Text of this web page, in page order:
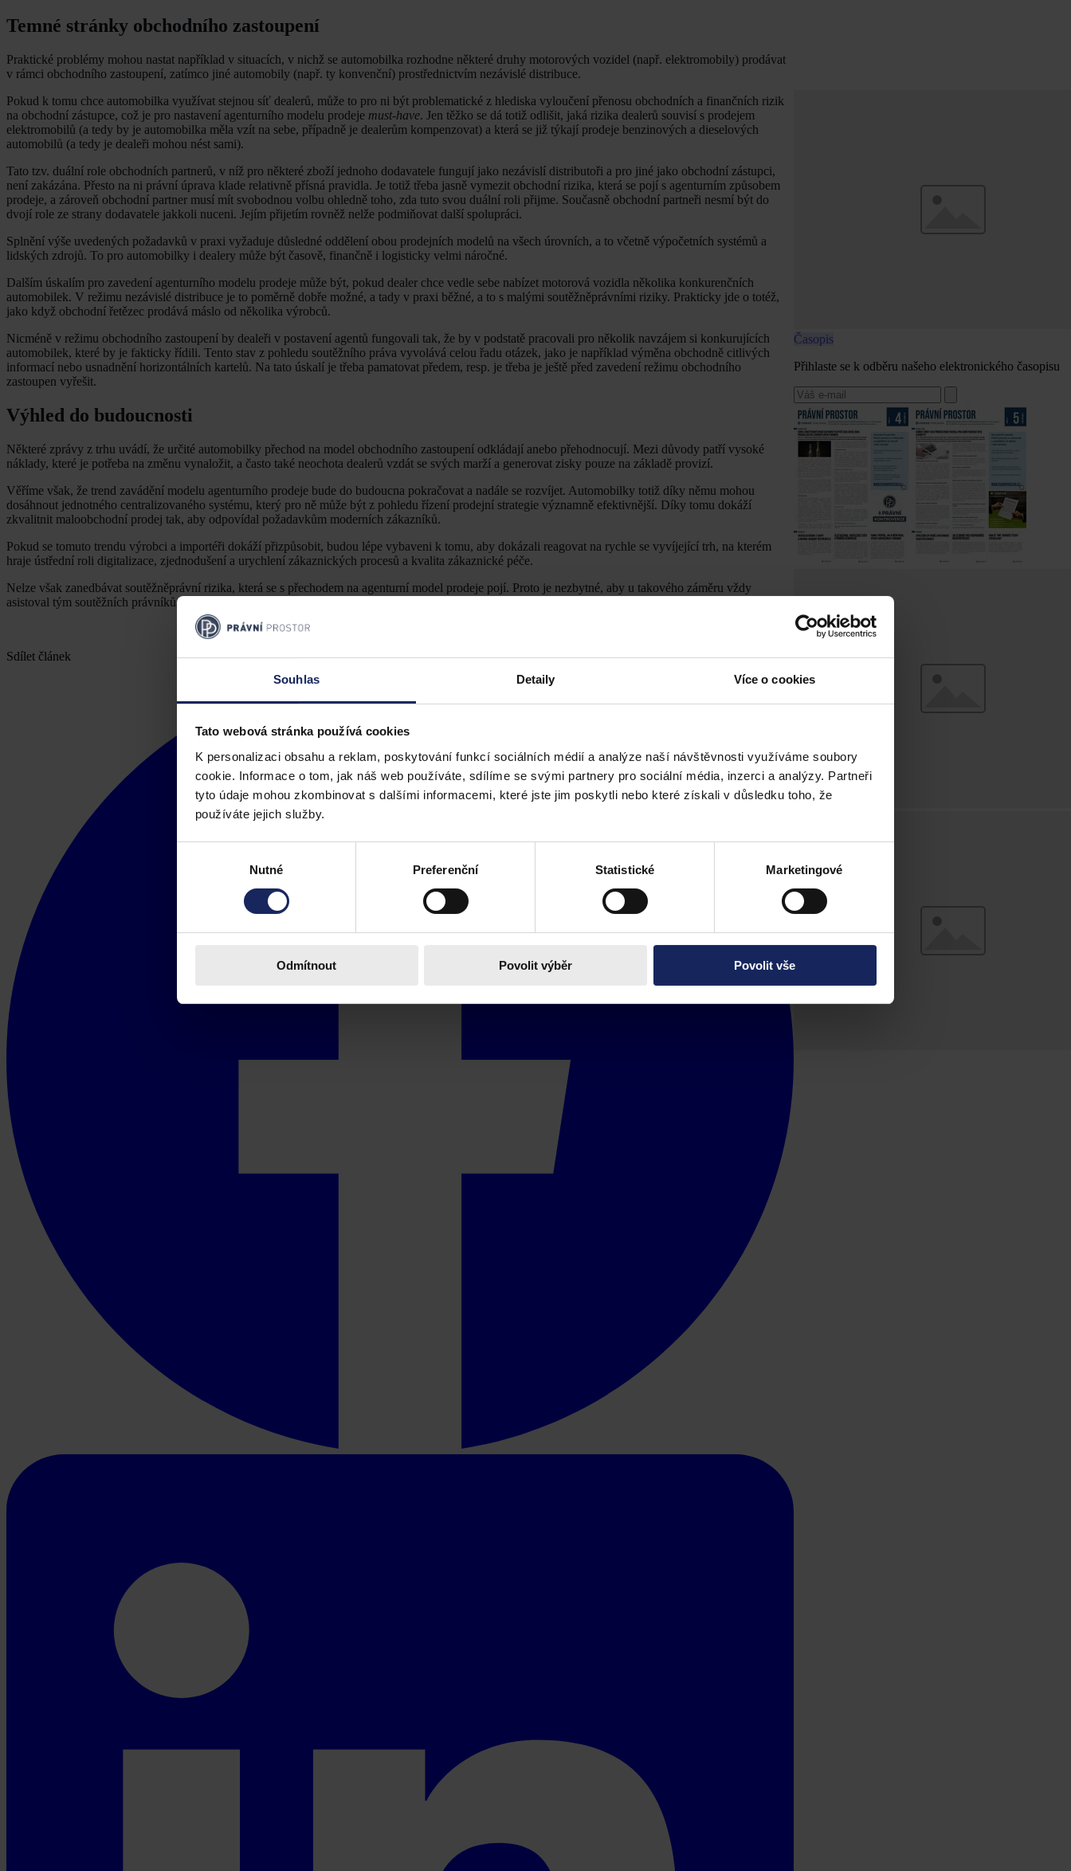
Souhlas Detaily Více o cookies
Tato webová stránka používá cookies
K personalizaci obsahu a reklam, poskytování funkcí sociálních médií a analýze naší návštěvnosti využíváme soubory
cookie. Informace o tom, jak náš web používáte, sdílíme se svými partnery pro sociální média, inzerci a analýzy. Partneři
tyto údaje mohou zkombinovat s dalšími informacemi, které jste jim poskytli nebo které získali v důsledku toho, že
používáte jejich služby.
Nutné Preferenční Statistické Marketingové
Odmítnout Povolit výběr Povolit vše
Temné stránky obchodního zastoupení
Praktické problémy mohou nastat například v situacích, v nichž se automobilka rozhodne některé druhy motorových vozidel (např. elektromobily) prodávat
v rámci obchodního zastoupení, zatímco jiné automobily (např. ty konvenční) prostřednictvím nezávislé distribuce.
Pokud k tomu chce automobilka využívat stejnou síť dealerů, může to pro ni být problematické z hlediska vyloučení přenosu obchodních a finančních rizik
na obchodní zástupce, což je pro nastavení agenturního modelu prodeje must-have. Jen těžko se dá totiž odlišit, jaká rizika dealerů souvisí s prodejem
elektromobilů (a tedy by je automobilka měla vzít na sebe, případně je dealerům kompenzovat) a která se již týkají prodeje benzinových a dieselových
automobilů (a tedy je dealeři mohou nést sami).
Tato tzv. duální role obchodních partnerů, v níž pro některé zboží jednoho dodavatele fungují jako nezávislí distributoři a pro jiné jako obchodní zástupci,
není zakázána. Přesto na ni právní úprava klade relativně přísná pravidla. Je totiž třeba jasně vymezit obchodní rizika, která se pojí s agenturním způsobem
prodeje, a zároveň obchodní partner musí mít svobodnou volbu ohledně toho, zda tuto svou duální roli přijme. Současně obchodní partneři nesmí být do
dvojí role ze strany dodavatele jakkoli nuceni. Jejím přijetím rovněž nelže podmiňovat další spolupráci.
Splnění výše uvedených požadavků v praxi vyžaduje důsledné oddělení obou prodejních modelů na všech úrovních, a to včetně výpočetních systémů a
lidských zdrojů. To pro automobilky i dealery může být časově, finančně i logisticky velmi náročné.
Dalším úskalím pro zavedení agenturního modelu prodeje může být, pokud dealer chce vedle sebe nabízet motorová vozidla několika konkurenčních
automobilek. V režimu nezávislé distribuce je to poměrně dobře možné, a tady v praxi běžné, a to s malými soutěžněprávními riziky. Prakticky jde o totéž,
jako když obchodní řetězec prodává máslo od několika výrobců.
Nicméně v režimu obchodního zastoupení by dealeři v postavení agentů fungovali tak, že by v podstatě pracovali pro několik navzájem si konkurujících
automobilek, které by je fakticky řídili. Tento stav z pohledu soutěžního práva vyvolává celou řadu otázek, jako je například výměna obchodně citlivých
informací nebo usnadnění horizontálních kartelů. Na tato úskalí je třeba pamatovat předem, resp. je třeba je ještě před zavedení režimu obchodního
zastoupen vyřešit.
Výhled do budoucnosti
Některé zprávy z trhu uvádí, že určité automobilky přechod na model obchodního zastoupení odkládají anebo přehodnocují. Mezi důvody patří vysoké
náklady, které je potřeba na změnu vynaložit, a často také neochota dealerů vzdát se svých marží a generovat zisky pouze na základě provizí.
Věříme však, že trend zavádění modelu agenturního prodeje bude do budoucna pokračovat a nadále se rozvíjet. Automobilky totiž díky němu mohou
dosáhnout jednotného centralizovaného systému, který pro ně může být z pohledu řízení prodejní strategie významně efektivnější. Díky tomu dokáží
zkvalitnit maloobchodní prodej tak, aby odpovídal požadavkům moderních zákazníků.
Pokud se tomuto trendu výrobci a importéři dokáží přizpůsobit, budou lépe vybaveni k tomu, aby dokázali reagovat na rychle se vyvíjející trh, na kterém
hraje ústřední roli digitalizace, zjednodušení a urychlení zákaznických procesů a kvalita zákaznické péče.
Nelze však zanedbávat soutěžněprávní rizika, která se s přechodem na agenturní model prodeje pojí. Proto je nezbytné, aby u takového záměru vždy
asistoval tým soutěžních právníků, který tato rizika dokáže včas pojmenovat, identifikovat a v případě potřeby odstranit.
Sdílet článek
Časopis
Přihlaste se k odběru našeho elektronického časopisu